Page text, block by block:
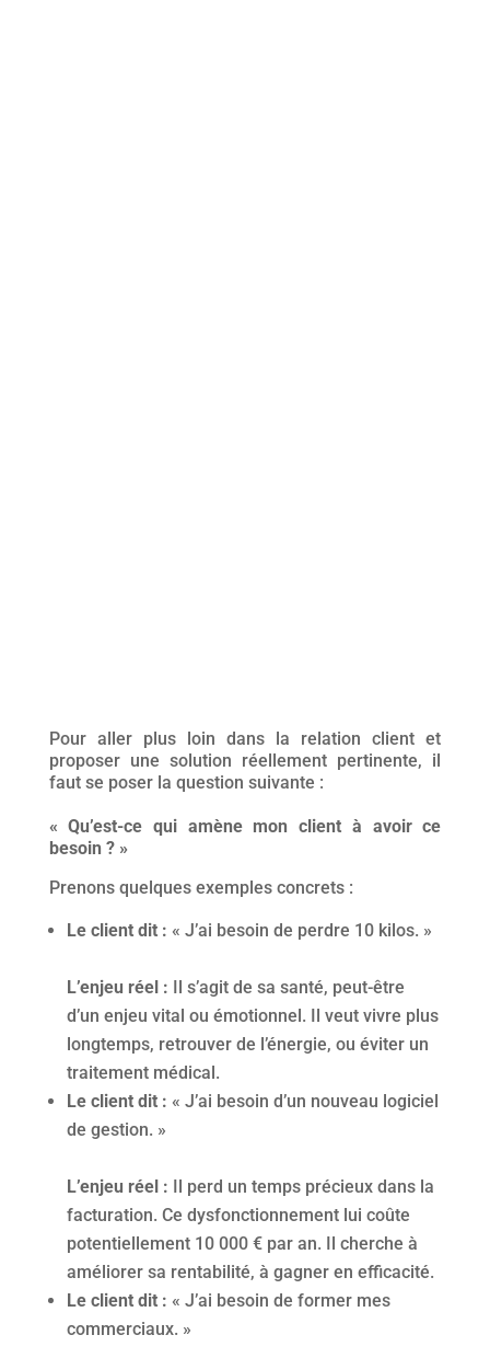
Pour aller plus loin dans la relation client et
proposer une solution réellement pertinente, il
faut se poser la question suivante :
« Qu’est-ce qui amène mon client à avoir ce
besoin ? »
Prenons quelques exemples concrets :
Le client dit : « J’ai besoin de perdre 10 kilos. »
L’enjeu réel : Il s’agit de sa santé, peut-être
d’un enjeu vital ou émotionnel. Il veut vivre plus
longtemps, retrouver de l’énergie, ou éviter un
traitement médical.
Le client dit : « J’ai besoin d’un nouveau logiciel
de gestion. »
L’enjeu réel : Il perd un temps précieux dans la
facturation. Ce dysfonctionnement lui coûte
potentiellement 10 000 € par an. Il cherche à
améliorer sa rentabilité, à gagner en efficacité.
Le client dit : « J’ai besoin de former mes
commerciaux. »